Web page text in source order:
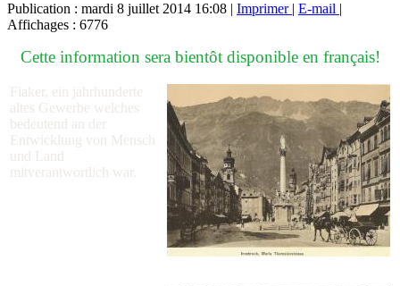
Publication : mardi 8 juillet 2014 16:08 | Imprimer | E-mail |
Affichages : 6776
Cette information sera bientôt disponible en français!
Fiaker, ein jahrhunderte
altes Gewerbe welches
bedeutend an der
Entwicklung von Mensch
und Land
mitverantwortlich war.